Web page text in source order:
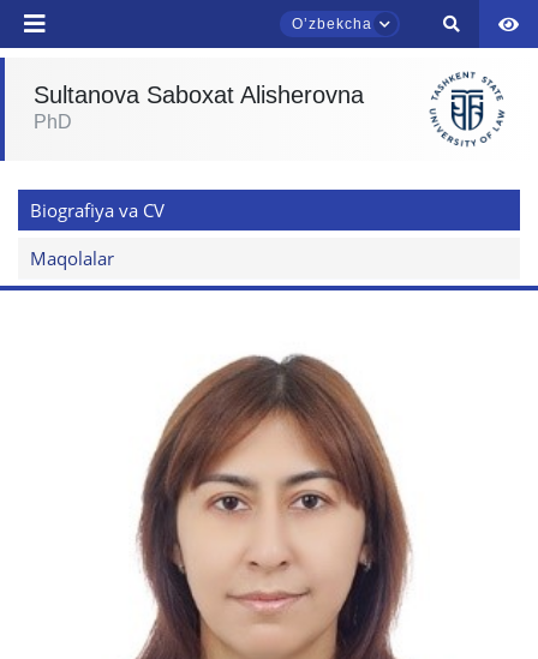
Oʼzbekcha
Telefon raqamingiz
Pochta
yuborish
Sultanova Saboxat Alisherovna
PhD
Biografiya va CV
Maqolalar
chatiga xush kelibsiz.
Mavzuni tanlang — keyin shu mavzudagi aniq
savollar chiqadi:
1. Hujjatlar (bakalavr) (5) 2. Hujjatlar (magistr) (4)
5. To'lov-kontrakt (2) 6. Elektron ariza (16)
7. Call-center (4) 8. Bakalavriat kvotasi (3)
9. Magistratura kvotasi (4) ✉️ Adminga yozish